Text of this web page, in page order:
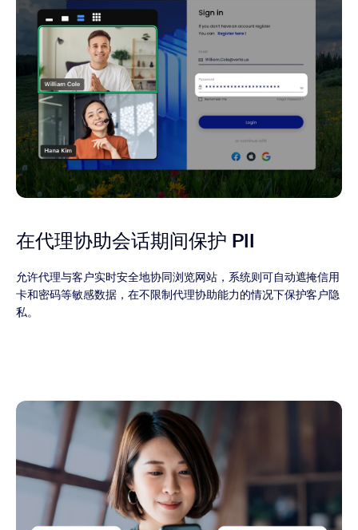
在代理协助会话期间保护 PII
允许代理与客户实时安全地协同浏览网站，系统则可自动遮掩信用
卡和密码等敏感数据，在不限制代理协助能力的情况下保护客户隐
私。